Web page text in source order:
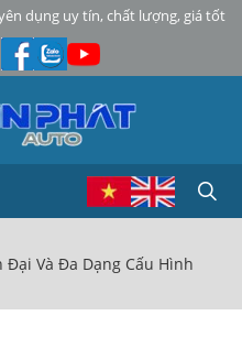
dụng uy tín, chất lượng, giá tốt
Đại Và Đa Dạng Cấu Hình